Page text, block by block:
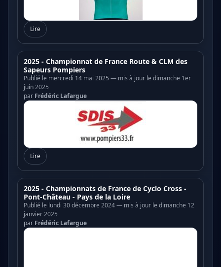
Lire
2025 - Championnat de France Route & CLM des
Sapeurs Pompiers
Publié le mercredi 14 mai 2025 — mis à jour le dimanche 1er
juin 2025
par Frédéric Lafargue
Lire
2025 - Championnats de France de Cyclo Cross -
Pont-Château - Pays de la Loire
Publié le lundi 30 décembre 2024 — mis à jour le dimanche 12
janvier 2025
par Frédéric Lafargue